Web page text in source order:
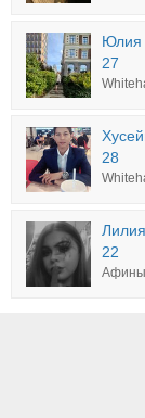
Юлия
27
28
Лилия
22
Афины